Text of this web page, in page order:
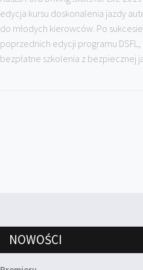
edycja kursu doskonalenia jazdy
do młodych kierowców. Po
poprzednich edycji programu
bezpłatne szkolenia z bezpiecznej
NOWOŚCI